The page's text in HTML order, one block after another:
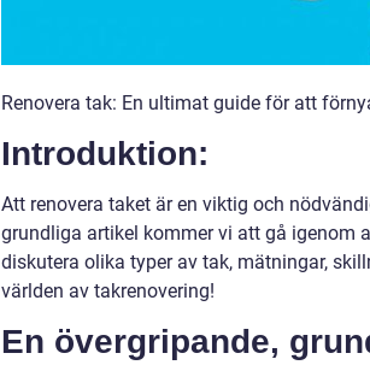
Renovera tak: En ultimat guide för att
Introduktion:
Att renovera taket är en viktig och
grundliga artikel kommer vi att gå igenom
diskutera olika typer av tak, mätningar,
världen av takrenovering!
En övergripande,